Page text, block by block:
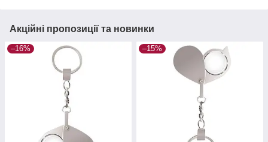
Акційні пропозиції та новинки
–16% –15%